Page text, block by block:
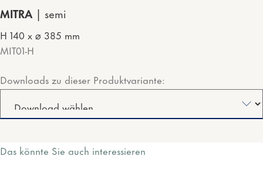
MITRA semi
H 140 x ⌀ 385 mm
MIT01-H
Downloads zu dieser Produktvariante:
Das könnte Sie auch interessieren